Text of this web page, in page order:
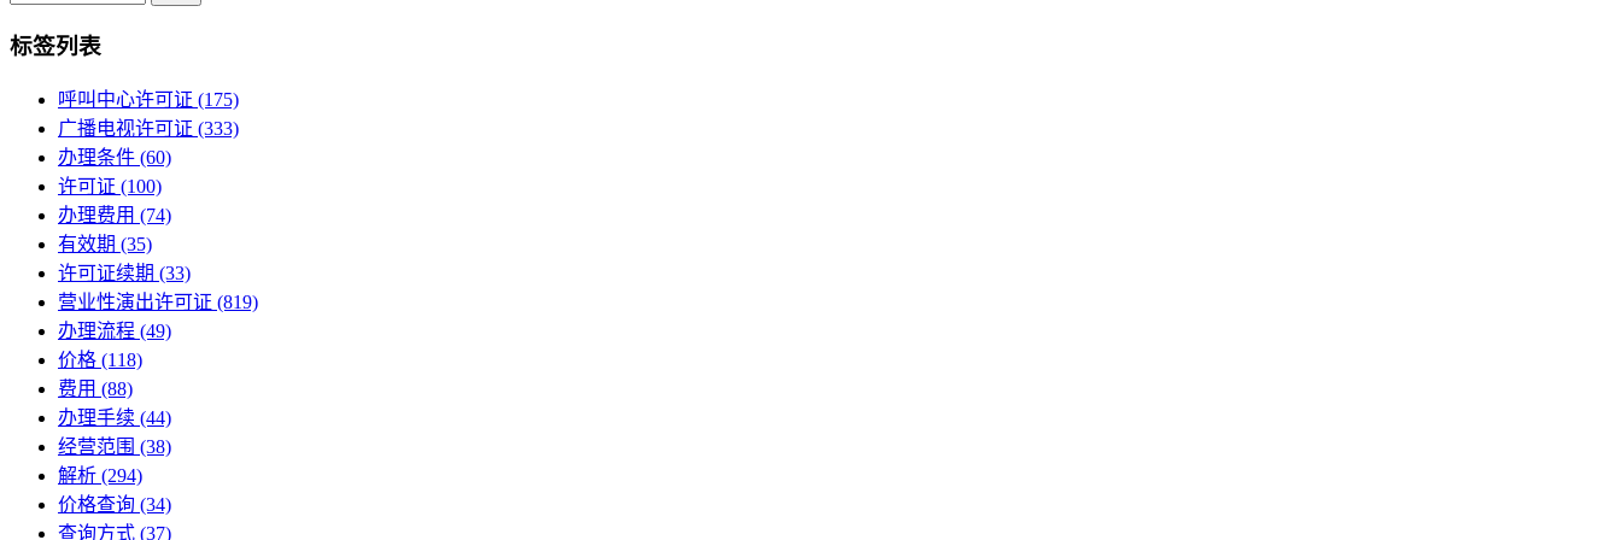
标签列表
呼叫中心许可证 (175)
广播电视许可证 (333)
办理条件 (60)
许可证 (100)
办理费用 (74)
有效期 (35)
许可证续期 (33)
营业性演出许可证 (819)
办理流程 (49)
价格 (118)
费用 (88)
办理手续 (44)
经营范围 (38)
解析 (294)
价格查询 (34)
查询方式 (37)